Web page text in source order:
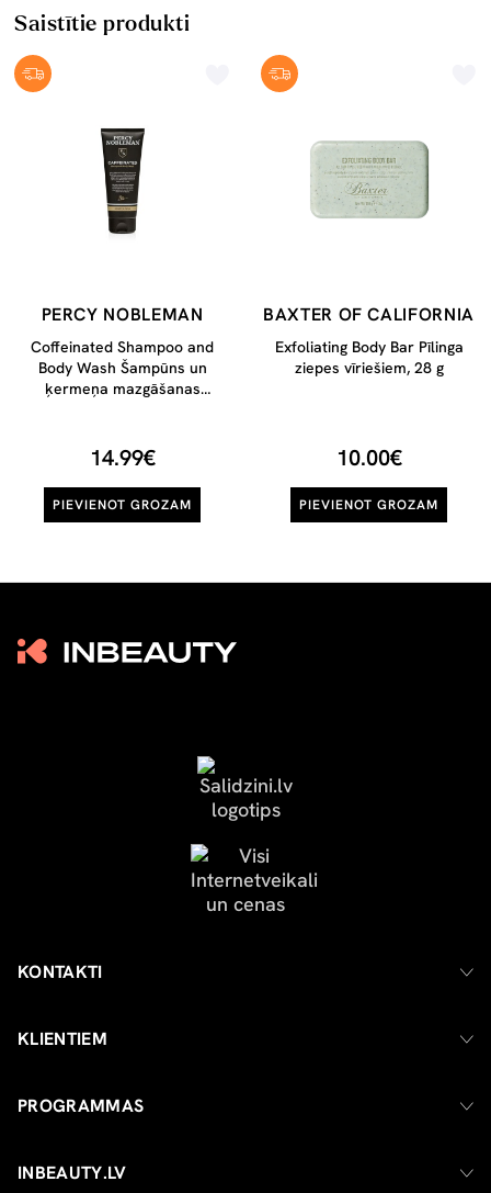
Saistītie produkti
PERCY NOBLEMAN
Coffeinated Shampoo and
Body Wash Šampūns un
ķermeņa mazgāšanas
14.99€
PIEVIENOT GROZAM
BAXTER OF CALIFORNIA
Exfoliating Body Bar Pīlinga
ziepes vīriešiem, 28 g
10.00€
PIEVIENOT GROZAM
KONTAKTI
KLIENTIEM
PROGRAMMAS
INBEAUTY.LV